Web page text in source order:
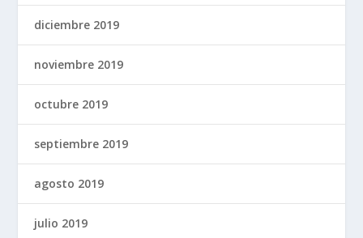
diciembre 2019
noviembre 2019
octubre 2019
septiembre 2019
agosto 2019
julio 2019